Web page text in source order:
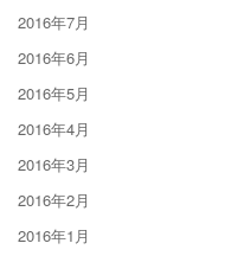
2016年7月
2016年6月
2016年5月
2016年4月
2016年3月
2016年2月
2016年1月